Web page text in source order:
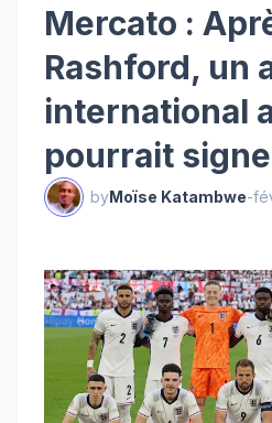
Mercato :
Rashford, un
international
pourrait
byMoïse Katambwe-